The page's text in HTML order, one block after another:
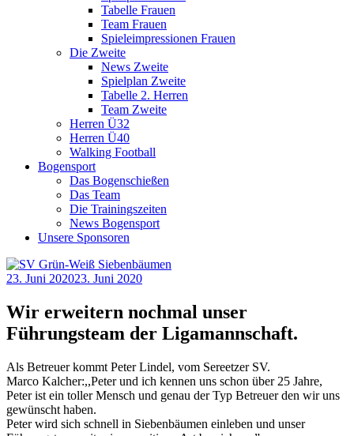
Tabelle Frauen
Team Frauen
Spieleimpressionen Frauen
Die Zweite
News Zweite
Spielplan Zweite
Tabelle 2. Herren
Team Zweite
Herren Ü32
Herren Ü40
Walking Football
Bogensport
Das Bogenschießen
Das Team
Die Trainingszeiten
News Bogensport
Unsere Sponsoren
23. Juni 202023. Juni 2020
Wir erweitern nochmal unser
Führungsteam der Ligamannschaft.
Als Betreuer kommt Peter Lindel, vom Sereetzer SV.
Marco Kalcher:,,Peter und ich kennen uns schon über 25 Jahre,
Peter ist ein toller Mensch und genau der Typ Betreuer den wir uns
gewünscht haben.
Peter wird sich schnell in Siebenbäumen einleben und unser